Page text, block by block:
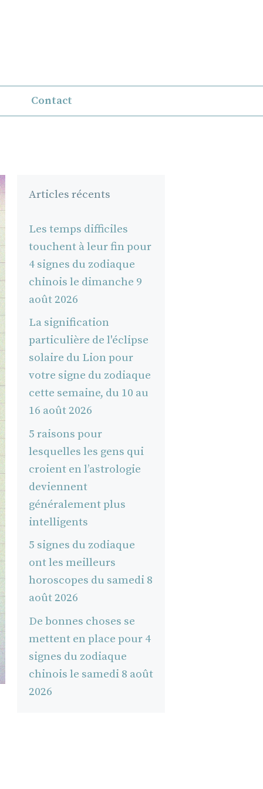
Contact
Articles récents
Les temps difficiles
touchent à leur fin pour
4 signes du zodiaque
chinois le dimanche 9
août 2026
La signification
particulière de l'éclipse
solaire du Lion pour
votre signe du zodiaque
cette semaine, du 10 au
16 août 2026
5 raisons pour
lesquelles les gens qui
croient en l’astrologie
deviennent
généralement plus
intelligents
5 signes du zodiaque
ont les meilleurs
horoscopes du samedi 8
août 2026
De bonnes choses se
mettent en place pour 4
signes du zodiaque
chinois le samedi 8 août
2026